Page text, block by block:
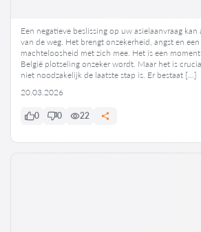
Een negatieve beslissing op uw asielaanvraag
van de weg. Het brengt onzekerheid, angst en
machteloosheid met zich mee. Het is een
België plotseling onzeker wordt. Maar het is
niet noodzakelijk de laatste stap is. Er bestaat […]
20.03.2026
0 0 22